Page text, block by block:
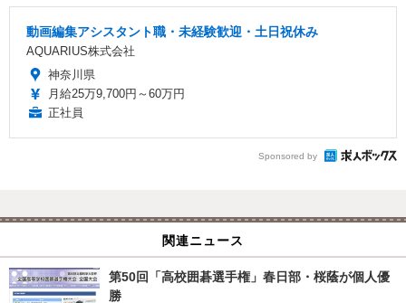
動画編集アシスタント職・未経験歓迎・土日祝休み
AQUARIUS株式会社
神奈川県
月給25万9,700円～60万円
正社員
Sponsored by
関連ニュース
第50回「高校囲碁選手権」春日部・桜蔭が個人優
勝